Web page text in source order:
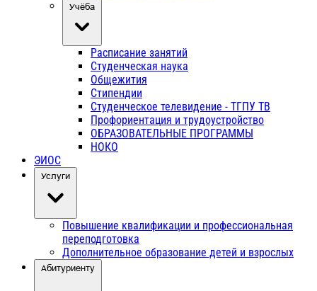
Учёба
Расписание занятий
Студенческая наука
Общежития
Стипендии
Студенческое телевидение - ТГПУ ТВ
Профориентация и трудоустройство
ОБРАЗОВАТЕЛЬНЫЕ ПРОГРАММЫ
НОКО
ЭИОС
Услуги
Повышение квалификации и профессиональная
переподготовка
Дополнительное образование детей и взрослых
Абитуриенту